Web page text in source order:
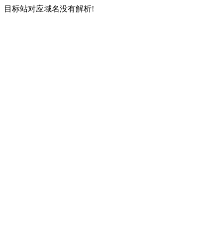
目标站对应域名没有解析!